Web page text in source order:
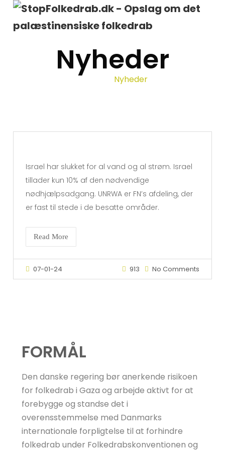
Nyheder
Home Nyheder
Israel har slukket for al vand og al strøm. Israel
tillader kun 10% af den nødvendige
nødhjælpsadgang. UNRWA er FN’s afdeling, der
er fast til stede i de besatte områder.
Read More
07-01-24 913 No Comments
FORMÅL
Den danske regering bør anerkende risikoen
for folkedrab i Gaza og arbejde aktivt for at
forebygge og standse det i
overensstemmelse med Danmarks
internationale forpligtelse til at forhindre
folkedrab under Folkedrabskonventionen og